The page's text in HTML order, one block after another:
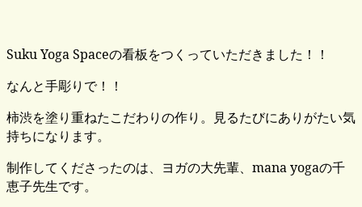
Suku Yoga Spaceの看板をつくっていただきました！！
なんと手彫りで！！
柿渋を塗り重ねたこだわりの作り。見るたびにありがたい気
持ちになります。
制作してくださったのは、ヨガの大先輩、mana yogaの千
恵子先生です。